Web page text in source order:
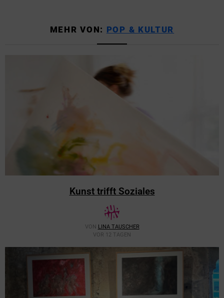
MEHR VON: POP & KULTUR
Kunst trifft Soziales
VON LINA TAUSCHER
VOR 12 TAGEN